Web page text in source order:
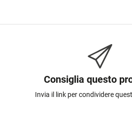
Consiglia questo
Invia il link per condividere